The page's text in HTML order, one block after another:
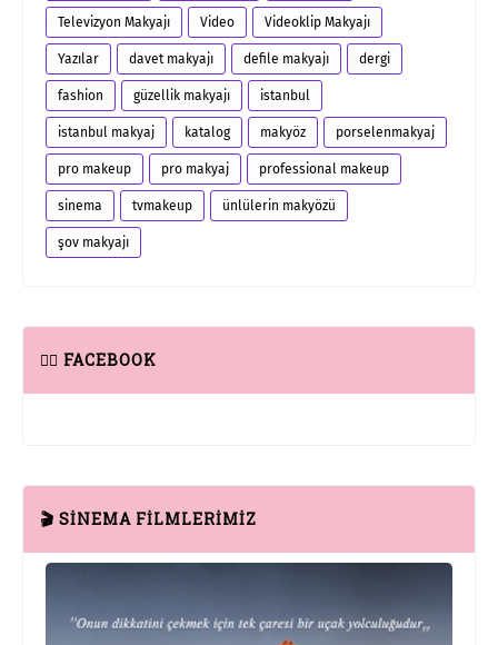
Televizyon Makyajı Video Videoklip Makyajı
Yazılar davet makyajı defile makyajı dergi
fashion güzellik makyajı istanbul
istanbul makyaj katalog makyöz porselenmakyaj
pro makeup pro makyaj professional makeup
sinema tvmakeup ünlülerin makyözü
şov makyajı
👆🏻 FACEBOOK
🎬 SİNEMA FİLMLERİMİZ